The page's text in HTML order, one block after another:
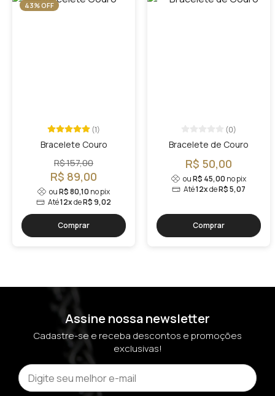
43% OFF
(1)
Bracelete Couro
R$ 157,00
R$ 89,00
ouR$ 80,10 no pix
Até12xdeR$ 9,02
Comprar
(0)
Bracelete de Couro
R$ 50,00
ouR$ 45,00 no pix
Até12xdeR$ 5,07
Comprar
Assine nossa newsletter
Cadastre-se e receba descontos e promoções
exclusivas!